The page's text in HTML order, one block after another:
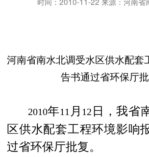
河南省南水北调受水区供水配套
告书通过省环保厅
2010年11 月 12 日，我省
区供水配套工程环境影响
过省环保厅批复。